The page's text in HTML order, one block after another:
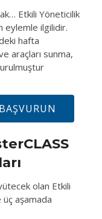
Etkili Yöneticilik
eylemle ilgilidir.
hafta
araçları sunma,
olan Etkili
üç aşamada